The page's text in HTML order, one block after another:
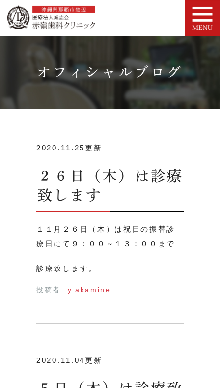
オフィシャルブログ
2020.11.25更新
２６日（木）は診療
致します
１１月２６日（木）は祝日の振替診
療日にて９：００～１３：００まで
診療致します。
投稿者: y.akamine
2020.11.04更新